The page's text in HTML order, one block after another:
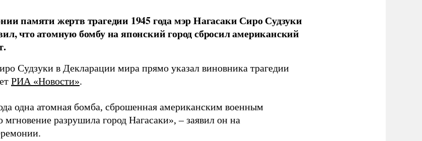
памяти жертв трагедии 1945 года мэр Нагасаки Сиро Судзуки
что атомную бомбу на японский город сбросил американский
Судзуки в Декларации мира прямо указал виновника трагедии
РИА «Новости».
одна атомная бомба, сброшенная американским военным
мгновение разрушила город Нагасаки», – заявил он на